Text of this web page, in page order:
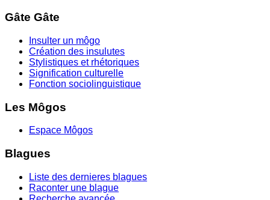
Gâte Gâte
Insulter un môgo
Création des insulutes
Stylistiques et rhétoriques
Signification culturelle
Fonction sociolinguistique
Les Môgos
Espace Môgos
Blagues
Liste des dernieres blagues
Raconter une blague